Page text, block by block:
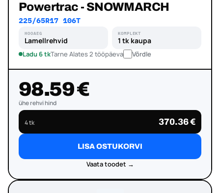
Powertrac - SNOWMARCH
225/65R17 106T
HOOAEG
Lamellrehvid
KOMPLEKT
1 tk kaupa
Ladu 6 tkTarne Alates 2 tööpäeva Võrdle
98.59 €
ühe rehvi hind
4 tk 370.36 €
LISA OSTUKORVI
Vaata toodet →